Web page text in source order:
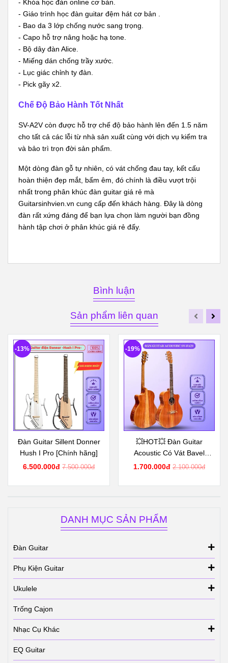
- Khóa học đàn online cơ bản.
- Giáo trình học đàn guitar đệm hát cơ bản .
- Bao da 3 lớp chống nước sang trọng.
- Capo hỗ trợ nâng hoặc hạ tone.
- Bộ dây đàn Alice.
- Miếng dán chống trầy xước.
- Lục giác chỉnh ty đàn.
- Pick gãy x2.
Chế Độ Bảo Hành Tốt Nhất
SV-A2V còn được hỗ trợ chế độ bảo hành lên đến 1.5 năm
cho tất cả các lỗi từ nhà sản xuất cùng với dịch vụ kiểm tra
và bảo trì trọn đời sản phẩm.
Một dòng đàn gỗ tự nhiên, có vát chống đau tay, kết cấu
hoàn thiện đẹp mắt, bấm êm, đó chính là điều vượt trội
nhất trong phân khúc đàn guitar giá rẻ mà
Guitarsinhvien.vn cung cấp đến khách hàng. Đây là dòng
đàn rất xứng đáng để bạn lựa chọn làm người bạn đồng
hành tập chơi ở phân khúc giá rẻ đấy.
Bình luận
Sản phẩm liên quan
Đàn Guitar Sillent Donner
Hush I Pro [Chính hãng]
6.500.000đ 7.500.000đ
-13%
💥HOT💥 Đàn Guitar
Acoustic Có Vát Bavel
Chống Đau Tay - FA2V
1.700.000đ 2.100.000đ
-19%
DANH MỤC SẢN PHẨM
Đàn Guitar
Phụ Kiện Guitar
Ukulele
Trống Cajon
Nhạc Cụ Khác
EQ Guitar